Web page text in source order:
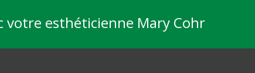
votre esthéticienne Mary Cohr